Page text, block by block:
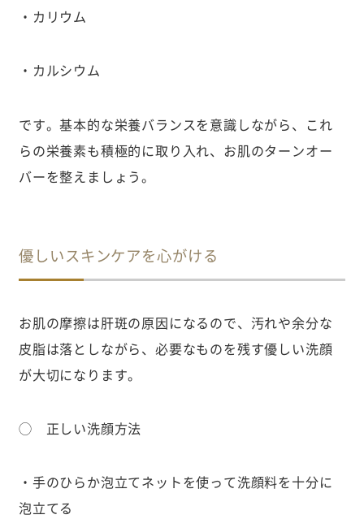
・カリウム
・カルシウム
です。基本的な栄養バランスを意識しながら、これ
らの栄養素も積極的に取り入れ、お肌のターンオー
バーを整えましょう。
優しいスキンケアを心がける
お肌の摩擦は肝斑の原因になるので、汚れや余分な
皮脂は落としながら、必要なものを残す優しい洗顔
が大切になります。
◯ 正しい洗顔方法
・手のひらか泡立てネットを使って洗顔料を十分に
泡立てる